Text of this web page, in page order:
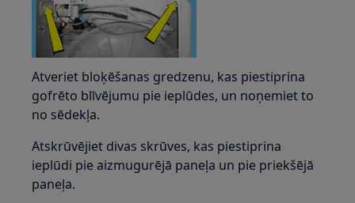
Atveriet bloķēšanas gredzenu, kas piestiprina
gofrēto blīvējumu pie ieplūdes, un noņemiet to
no sēdekļa.
Atskrūvējiet divas skrūves, kas piestiprina
ieplūdi pie aizmugurējā paneļa un pie priekšējā
paneļa.